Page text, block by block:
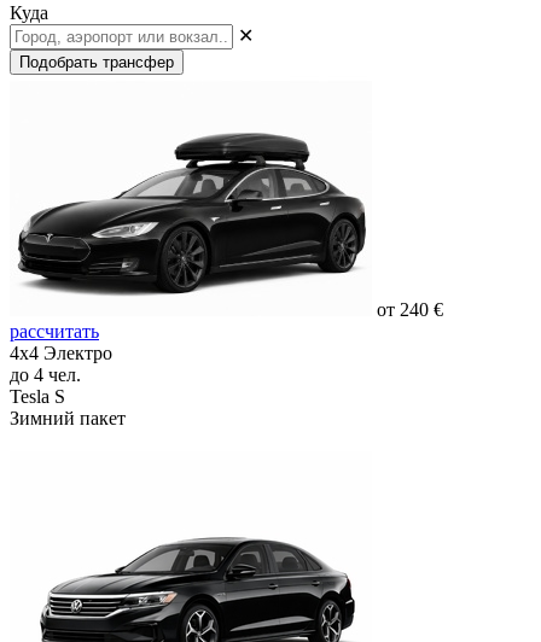
Куда
✕
Подобрать трансфер
от 240 €
рассчитать
4х4 Электро
до 4 чел.
Tesla S
Зимний пакет